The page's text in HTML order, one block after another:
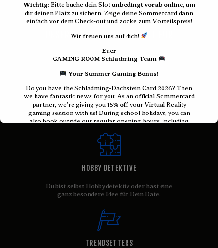
VR Escape Rooms & Casual
Gaming
UNSERE SPIELE SIND PERFEKT FÜR
FAMILIE & FREUNDE
Erlebe aufregende Abenteuer mit Deiner
Familie und Freunden!
HOBBY DETEKTIVE
Du bist selbst Hobbydetektiv oder hast eine
ganz besondere Idee für Dein Date.
TRENDSETTERS
Wichtig:Bitte buche dein Slot unbedingt vorab online, um
dir deinen Platz zu sichern. Zeige deine Sommercard dann
einfach vor dem Check-out und zocke zum Vorteilspreis!
Wir freuen uns auf dich!
Euer
GAMING ROOM Schladming Team
Your Summer Gaming Bonus!
Do you have the Schladming-Dachstein Card 2026? Then
we have fantastic news for you: As an official Sommercard
partner, we’re giving you 15% offyour Virtual Reality
gaming session with us! During school holidays, you can
also book outside our regular opening hours, including
Please make sure to
to secure your spot. Just show your Sommercard
price!
We look forward to seeing you!
Your
This will close in 16seconds